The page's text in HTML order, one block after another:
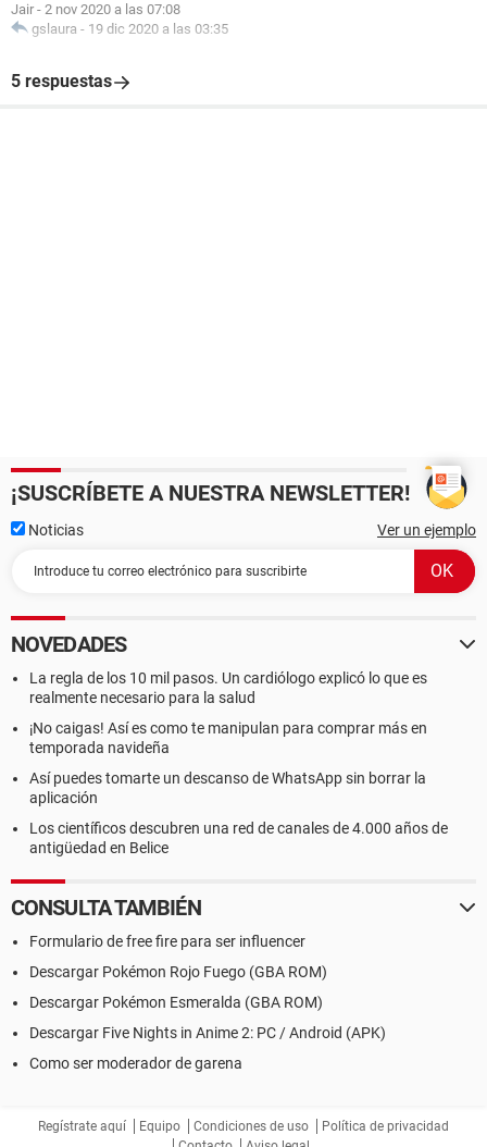
Jair - 2 nov 2020 a las 07:08
gslaura - 19 dic 2020 a las 03:35
5 respuestas
¡SUSCRÍBETE A NUESTRA NEWSLETTER!
Noticias Ver un ejemplo
NOVEDADES
La regla de los 10 mil pasos. Un cardiólogo explicó lo que es
realmente necesario para la salud
¡No caigas! Así es como te manipulan para comprar más en
temporada navideña
Así puedes tomarte un descanso de WhatsApp sin borrar la
aplicación
Los científicos descubren una red de canales de 4.000 años de
antigüedad en Belice
CONSULTA TAMBIÉN
Formulario de free fire para ser influencer
Descargar Pokémon Rojo Fuego (GBA ROM)
Descargar Pokémon Esmeralda (GBA ROM)
Descargar Five Nights in Anime 2: PC / Android (APK)
Como ser moderador de garena
Regístrate aquí Equipo Condiciones de uso
Política de privacidad